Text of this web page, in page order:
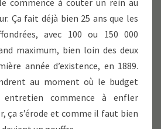
commence à couter un rein au
Ça fait déjà bien 25 ans que les
avec 100 ou 150 000
maximum, bien loin des deux
année d’existence, en 1889.
au moment où le budget
entretien commence à enfler
ça s’érode et comme il faut bien